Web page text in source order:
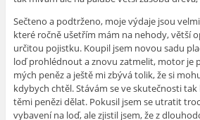
Sečteno a podtrženo, moje výdaje jsou velmi
které ročně ušetřím mám na nehody, větší
určitou pojistku. Koupil jsem novou sadu
loď prohlédnout a znovu zatmelit, motor je
mých peněz a ještě mi zbývá tolik, že si
kdybych chtěl. Stávám se ve skutečnosti
těmi penězi dělat. Pokusil jsem se utratit
vybavení na loď, ale zjistil jsem, že z